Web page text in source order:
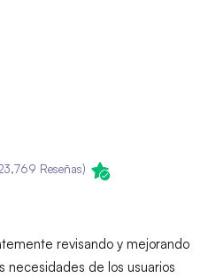
Reseñas)
revisando y mejorando
necesidades de los usuarios